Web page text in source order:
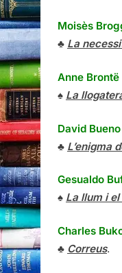
Moisès
♣ La
Anne Brontë
♠ La
David Bueno
♣ L’enigma
Gesualdo
♠ La llum i el
Charles
♣ Correus.